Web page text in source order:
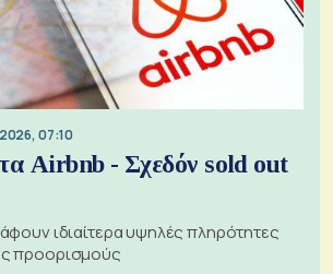
07:10
Airbnb - Σχεδόν sold out
ιδιαίτερα υψηλές πληρότητες
προορισμούς